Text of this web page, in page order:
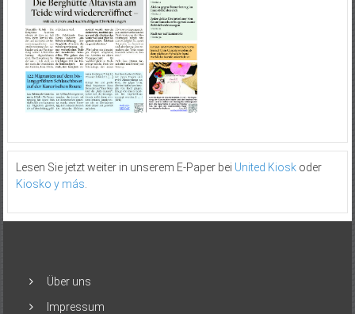
Lesen Sie jetzt weiter in unserem E-Paper bei United Kioskoder
Kiosko y más
Über uns
Impressum